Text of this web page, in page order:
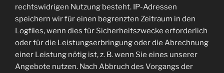
rechtswidrigen Nutzung besteht. IP-Adressen
speichern wir für einen begrenzten Zeitraum in den
Logfiles, wenn dies für Sicherheitszwecke erforderlich
oder für die Leistungserbringung oder die Abrechnung
einer Leistung nötig ist, z. B. wenn Sie eines unserer
Angebote nutzen. Nach Abbruch des Vorgangs der